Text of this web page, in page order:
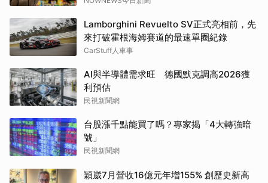
Lamborghini Revuelto SV正式亮相前，先
來打破霍根海姆賽道的最速單圈紀錄
CarStuff人車事
AI與半導體需求旺 德國默克調高2026獲
利預估
民視新聞網
台股漲千點能買了嗎？專家揭「4大轉強暗
號」
民視新聞網
穎崴7月營收16億元年增155% 創歷史新高